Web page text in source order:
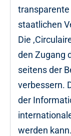
staatlichen
Die
den Zugang
seitens der
verbessern.
der
werden kann.